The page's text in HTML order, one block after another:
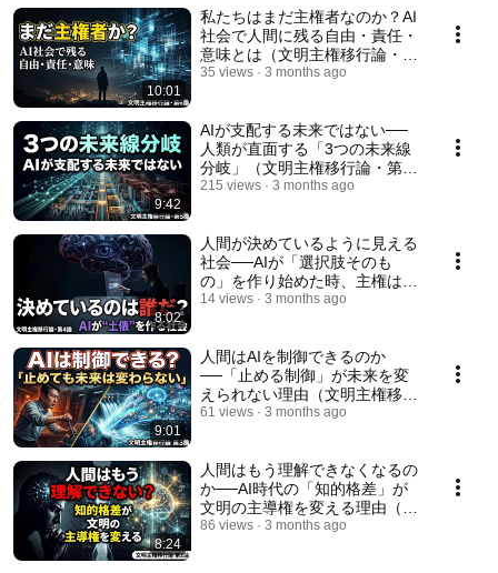
10:01
私たちはまだ主権者なのか？AI
社会で人間に残る自由・責任・
意味とは（文明主権移行論・第
6論）
35 views 3 months ago
9:42
AIが支配する未来ではない──
人類が直面する「3つの未来線
分岐」（文明主権移行論・第5
論）
215 views 3 months ago
8:02
人間が決めているように見える
社会──AIが「選択肢そのも
の」を作り始めた時、主権はど
こへ行くのか（文明主権移行
14 views 3 months ago
9:01
人間はAIを制御できるのか
──「止める制御」が未来を変
えられない理由（文明主権移行
論・第3論）
61 views 3 months ago
8:24
人間はもう理解できなくなるの
か──AI時代の「知的格差」が
文明の主導権を変える理由（文
明主権移行論・第2論）
86 views 3 months ago